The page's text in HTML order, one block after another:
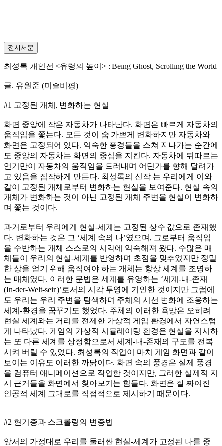
전시서문
최성록 개인전 <유령의 높이> : Being Ghost, Scrolling the World
글. 유원준 (미술비평)
#1 고정된 개체, 변화하는 현실
화면 중앙에 작은 자동차가 나타난다. 화면은 빠르게 자동차의
움직임을 쫓는다. 모든 것이 숨 가쁘게 변화하지만 자동차와
화면은 고정되어 있다. 익숙한 풍경들을 스쳐 지나가는 순간에
도 중앙의 자동차는 화면의 중심을 지킨다. 자동차에 뒤따르는
연기만이 자동차의 움직임을 드러내며 어딘가를 향해 달려가
고 있음을 짐작하게 만든다. 최성록의 신작 는 우리에게 이와
같이 고정된 개체로부터 변화하는 현실을 보여준다. 현실 속의
개체가 변화하는 것이 아닌 고정된 개체 주변을 현실이 변화하
며 쫓는 것이다.
과거로부터 우리에게 현실-세계는 고정된 상수 값으로 존재했
다. 변화하는 것은 그 ‘세계 속의 나’였으며, 그로부터 움직임
을 수반하는 개체 스스로의 시각에 익숙해져 왔다. 수많은 매
체들이 우리의 현실-세계를 반영하며 초점을 맞추었지만 정밀
한 상을 얻기 위해 움직여야 하는 개체는 항상 세계를 조명하
는 매체였다. 이러한 문법은 세계를 유영하는 ‘세계-내-존재
(In-der-Welt-sein)’로서의 시각 투영에 기인한 것이지만 그럼에
도 우리는 우리 주변을 탐색하며 주체의 시선 변화에 조응하는
세계-환경을 꿈꾸기도 했었다. 주체의 이러한 욕망은 오히려
현실 세계와는 거리를 전제한 가상적 게임 환경에서 자연스럽
게 나타났다. 게임의 가상적 시뮬레이팅 환경은 현실을 지시하
는 또 다른 세계를 상정함으로서 세계-내-존재의 구도를 전복
시켜 버릴 수 있었다. 최성록의 작업이 마치 게임 화면과 같이
보이는 이유도 이러한 까닭이다. 화면 속의 풍경은 실제 풍경
을 컴퓨터 애니메이션으로 작업한 것이지만, 그러한 실제적 지
시 근거들을 화면에서 찾아보기는 힘들다. 화면은 잘 짜여진
인공적 세계 그대로를 직접적으로 제시하기 때문이다.
#2 현기증과 스크롤링의 변증법
앞서의 가정대로 우리를 둘러싼 현실-세계가 고정된 나를 중